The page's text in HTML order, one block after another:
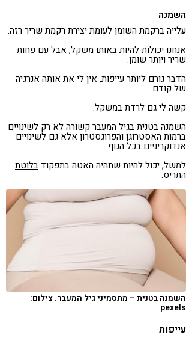
השמנה
עלייה ברקמת השומן לעומת יצירת רקמת שריר רזה.
אנחנו יכולות להיות באותו משקל, אבל עם פחות
שריר ויותר שומן.
הדבר גורם ליותר עייפות, אין לי את אותה אנרגיה
של קודם.
קשה לי גם לרדת במשקל.
השמנה בטנית בגיל המעבר קשורה לא רק לשינויים
ברמות האסטרוגן והפרוגסטרון אלא גם לשינויים
אנדוקריניים בכל הגוף.
למשל, יכול להיות שתהיה האטה בתפקוד בלוטת
התריס.
השמנה בטנית – מתסמיני גיל המעבר. צילום:
pexels
עייפות